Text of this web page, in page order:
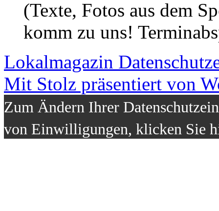
(Texte, Fotos aus dem
komm zu uns!
Lokalmagazin
Mit Stolz präsentiert von
Zum Ändern Ihrer
von Einwilligungen, klicken Sie